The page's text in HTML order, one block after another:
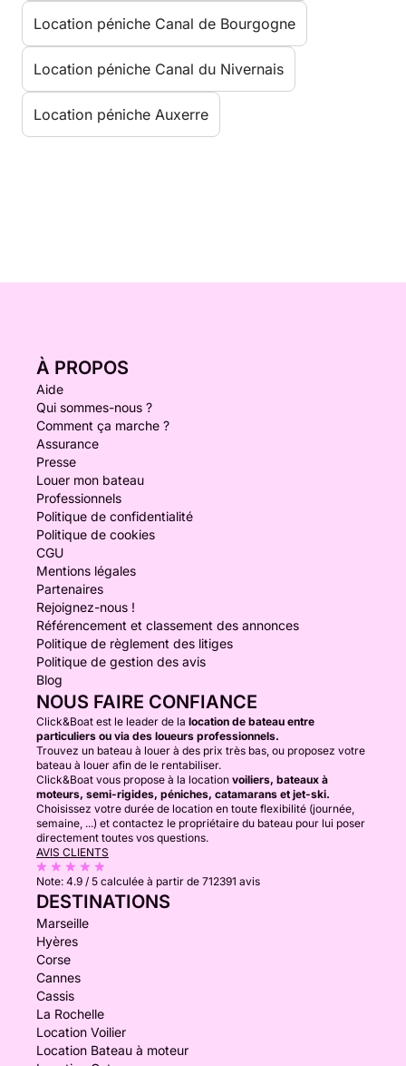
Location péniche Canal de Bourgogne
Location péniche Canal du Nivernais
Location péniche Auxerre
À PROPOS
Aide
Qui sommes-nous ?
Comment ça marche ?
Assurance
Presse
Louer mon bateau
Professionnels
Politique de confidentialité
Politique de cookies
CGU
Mentions légales
Partenaires
Rejoignez-nous !
Référencement et classement des annonces
Politique de règlement des litiges
Politique de gestion des avis
Blog
NOUS FAIRE CONFIANCE
Click&Boat est le leader de la location de bateau entre
particuliers ou via des loueurs professionnels.
Trouvez un bateau à louer à des prix très bas, ou proposez votre
bateau à louer afin de le rentabiliser.
Click&Boat vous propose à la location voiliers, bateaux à
moteurs, semi-rigides, péniches, catamarans et jet-ski.
Choisissez votre durée de location en toute flexibilité (journée,
semaine, ...) et contactez le propriétaire du bateau pour lui poser
directement toutes vos questions.
AVIS CLIENTS
Note: 4.9 / 5 calculée à partir de 712391 avis
DESTINATIONS
Marseille
Hyères
Corse
Cannes
Cassis
La Rochelle
Location Voilier
Location Bateau à moteur